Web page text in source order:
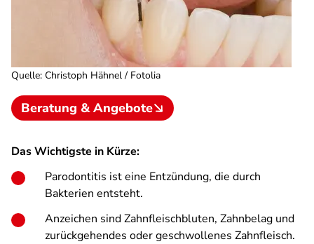
Quelle: Christoph Hähnel / Fotolia
Beratung & Angebote
Das Wichtigste in Kürze:
Parodontitis ist eine Entzündung, die durch
Bakterien entsteht.
Anzeichen sind Zahnfleischbluten, Zahnbelag und
zurückgehendes oder geschwollenes Zahnfleisch.